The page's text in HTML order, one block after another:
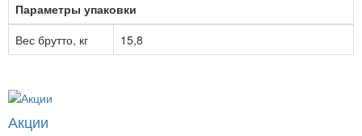
Параметры упаковки
Вес брутто, кг
15,8
Акции